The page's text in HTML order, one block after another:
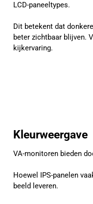
LCD-paneeltypes.
Dit betekent dat
beter zichtbaar blijven.
kijkervaring.
Kleurweergave
VA-monitoren bieden
Hoewel IPS-panelen
beeld leveren.